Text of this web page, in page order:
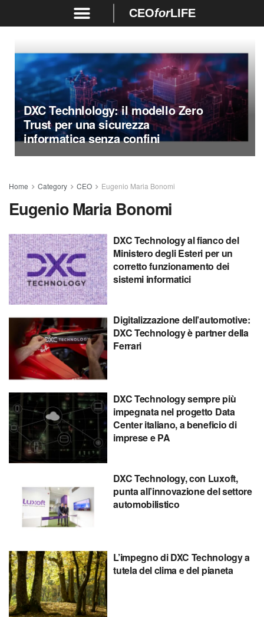
CEOforLIFE
DXC Technlology: il modello Zero
Trust per una sicurezza
informatica senza confini
Home Category CEO Eugenio Maria Bonomi
Eugenio Maria Bonomi
DXC Technology al fianco del
Ministero degli Esteri per un
corretto funzionamento dei
sistemi informatici
Digitalizzazione dell’automotive:
DXC Technology è partner della
Ferrari
DXC Technology sempre più
impegnata nel progetto Data
Center italiano, a beneficio di
imprese e PA
DXC Technology, con Luxoft,
punta all’innovazione del settore
automobilistico
L’impegno di DXC Technology a
tutela del clima e del pianeta